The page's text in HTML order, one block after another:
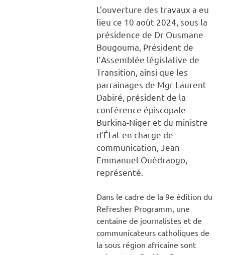
L’ouverture des travaux a eu
lieu ce 10 août 2024, sous la
présidence de Dr Ousmane
Bougouma, Président de
l’Assemblée législative de
Transition, ainsi que les
parrainages de Mgr Laurent
Dabiré, président de la
conférence épiscopale
Burkina-Niger et du ministre
d’État en charge de
communication, Jean
Emmanuel Ouédraogo,
représenté.
Dans le cadre de la 9e édition du
Refresher Programm, une
centaine de journalistes et de
communicateurs catholiques de
la sous région africaine sont